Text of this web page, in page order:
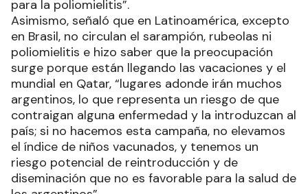
para la poliomielitis”.
Asimismo, señaló que en Latinoamérica, excepto
en Brasil, no circulan el sarampión, rubeolas ni
poliomielitis e hizo saber que la preocupación
surge porque están llegando las vacaciones y el
mundial en Qatar, “lugares adonde irán muchos
argentinos, lo que representa un riesgo de que
contraigan alguna enfermedad y la introduzcan al
país; si no hacemos esta campaña, no elevamos
el índice de niños vacunados, y tenemos un
riesgo potencial de reintroducción y de
diseminación que no es favorable para la salud de